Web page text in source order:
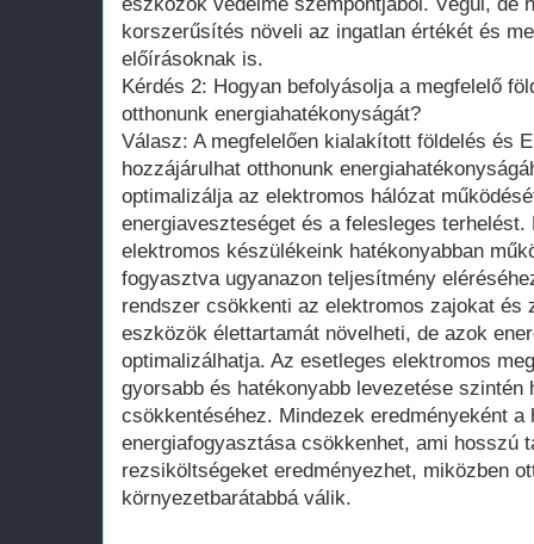
korszerűsítés növeli az ingatlan értékét és
előírásoknak is.
Kérdés 2: Hogyan befolyásolja a megfelelő
otthonunk energiahatékonyságát?
Válasz: A megfelelően kialakított földelés és
hozzájárulhat otthonunk
optimalizálja az elektromos hálózat
energiaveszteséget és a felesleges
elektromos készülékeink hatékonyabban
fogyasztva ugyanazon teljesítmény
rendszer csökkenti az elektromos zajokat és
eszközök élettartamát növelheti, de azok
optimalizálhatja. Az esetleges elektromos
gyorsabb és hatékonyabb levezetése szintén
csökkentéséhez. Mindezek eredményeként a
energiafogyasztása csökkenhet, ami hosszú
rezsiköltségeket eredményezhet, miközben
környezetbarátabbá válik.